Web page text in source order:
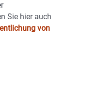
Sie hier auch
von